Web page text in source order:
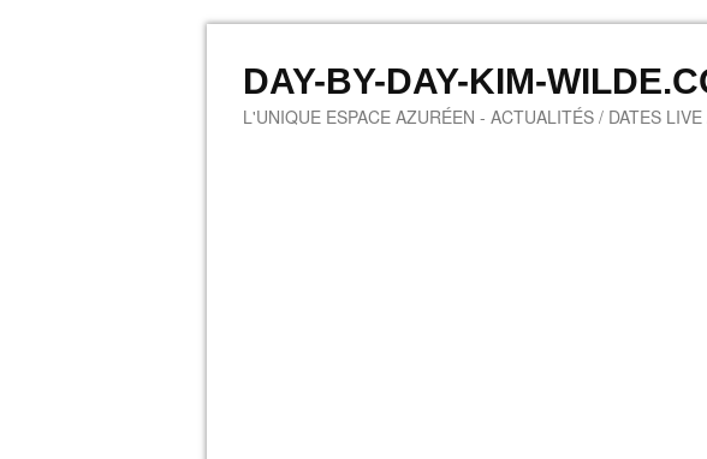
DAY-BY-DAY-KIM-
L'UNIQUE ESPACE AZURÉEN - ACTUALITÉS / DATES